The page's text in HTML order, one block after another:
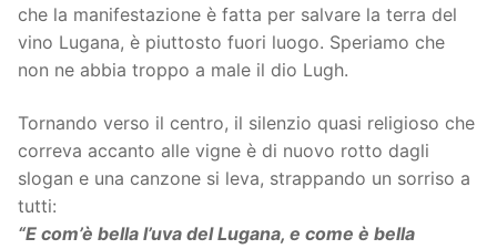
che la manifestazione è fatta per salvare la terra del
vino Lugana, è piuttosto fuori luogo. Speriamo che
non ne abbia troppo a male il dio Lugh.
Tornando verso il centro, il silenzio quasi religioso che
correva accanto alle vigne è di nuovo rotto dagli
slogan e una canzone si leva, strappando un sorriso a
tutti:
“E com’è bella l’uva del Lugana, e come è bella